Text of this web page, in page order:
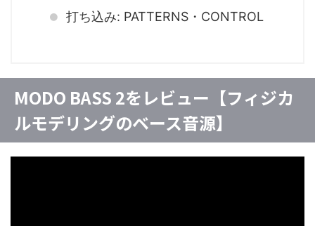
打ち込み: PATTERNS・CONTROL
MODO BASS 2をレビュー【フィジカ
ルモデリングのベース音源】